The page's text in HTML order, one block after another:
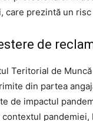
care prezintă un
de
Teritorial de
din partea
de impactul